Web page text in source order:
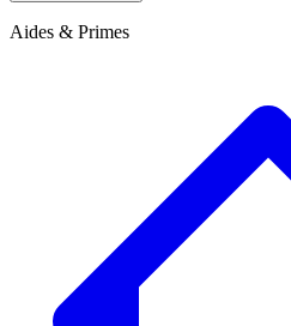
Aides & Primes